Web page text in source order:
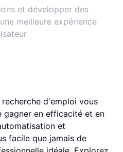
et développer des
meilleure expérience
d'emploi vous
gagner en efficacité et en
et
facile que jamais de